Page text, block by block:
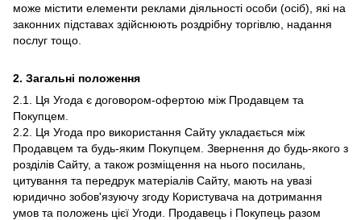
може містити елементи реклами діяльності особи (осіб), які на
законних підставах здійснюють роздрібну торгівлю, надання
послуг тощо.
2. Загальні положення
2.1. Ця Угода є договором-офертою між Продавцем та
Покупцем.
2.2. Ця Угода про використання Сайту укладається між
Продавцем та будь-яким Покупцем. Звернення до будь-якого з
розділів Сайту, а також розміщення на нього посилань,
цитування та передрук матеріалів Сайту, мають на увазі
юридично зобов'язуючу згоду Користувача на дотримання
умов та положень цієї Угоди. Продавець і Покупець разом